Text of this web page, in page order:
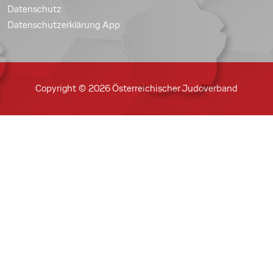
Datenschutz
Datenschutzerklärung App
Copyright © 2026 Österreichischer Judoverband